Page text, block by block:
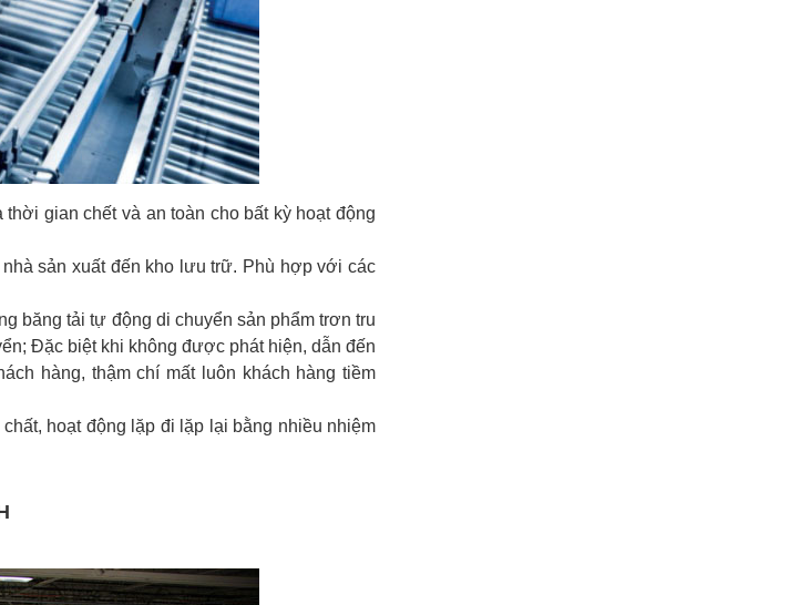
gian chết và an toàn cho bất kỳ hoạt động
sản xuất đến kho lưu trữ. Phù hợp với các
băng tải tự động di chuyển sản phẩm trơn tru
Đặc biệt khi không được phát hiện, dẫn đến
hàng, thậm chí mất luôn khách hàng tiềm
hoạt động lặp đi lặp lại bằng nhiều nhiệm